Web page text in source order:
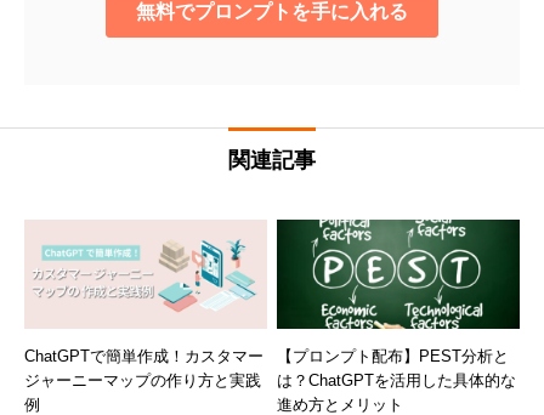
関連記事
ChatGPTで簡単作成！カスタマー
ジャーニーマップの作り方と実践
例
【プロンプト配布】PEST分析と
は？ChatGPTを活用した具体的な
進め方とメリット